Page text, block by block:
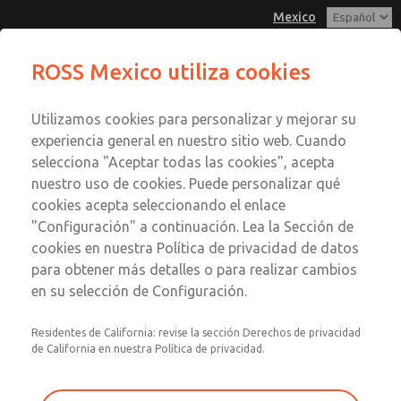
Mexico
Cuenta
Registrarse
Inscribirse
Serie MD3
MD353ECB6CCYN
Enviar esta página por correo
electrónico
Servicio al Cliente
1-800-GET-ROSS
Servicio Tecnico
1-888-TEK-ROSS
ROSS Mexico utiliza cookies
Utilizamos cookies para personalizar y mejorar su
experiencia general en nuestro sitio web. Cuando
selecciona "Aceptar todas las cookies", acepta
nuestro uso de cookies. Puede personalizar qué
cookies acepta seleccionando el enlace
"Configuración" a continuación. Lea la Sección de
cookies en nuestra Política de privacidad de datos
para obtener más detalles o para realizar cambios
en su selección de Configuración.
Residentes de California: revise la sección Derechos de privacidad
de California en nuestra Política de privacidad.